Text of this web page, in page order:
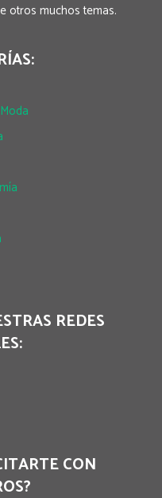
otros muchos temas.
REDES
CON